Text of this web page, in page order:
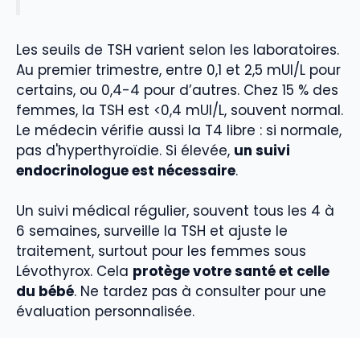
Les seuils de TSH varient selon les laboratoires.
Au premier trimestre, entre 0,1 et 2,5 mUI/L pour
certains, ou 0,4-4 pour d’autres. Chez 15 % des
femmes, la TSH est <0,4 mUI/L, souvent normal.
Le médecin vérifie aussi la T4 libre : si normale,
pas d'hyperthyroïdie. Si élevée, un suivi
endocrinologue est nécessaire.
Un suivi médical régulier, souvent tous les 4 à
6 semaines, surveille la TSH et ajuste le
traitement, surtout pour les femmes sous
Lévothyrox. Cela protège votre santé et celle
du bébé. Ne tardez pas à consulter pour une
évaluation personnalisée.